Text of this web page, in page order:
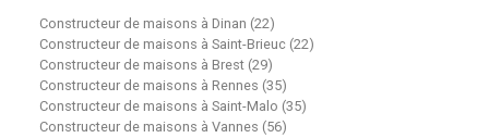
Constructeur de maisons à Dinan (22)
Constructeur de maisons à Saint-Brieuc (22)
Constructeur de maisons à Brest (29)
Constructeur de maisons à Rennes (35)
Constructeur de maisons à Saint-Malo (35)
Constructeur de maisons à Vannes (56)